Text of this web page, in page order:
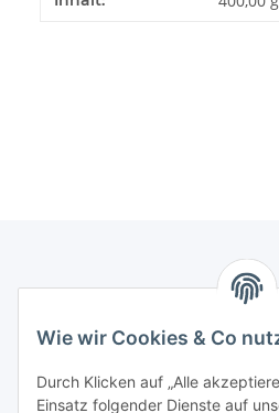
Wie wir Cookies & Co
Durch Klicken auf „Alle
Einsatz folgender Dienste auf